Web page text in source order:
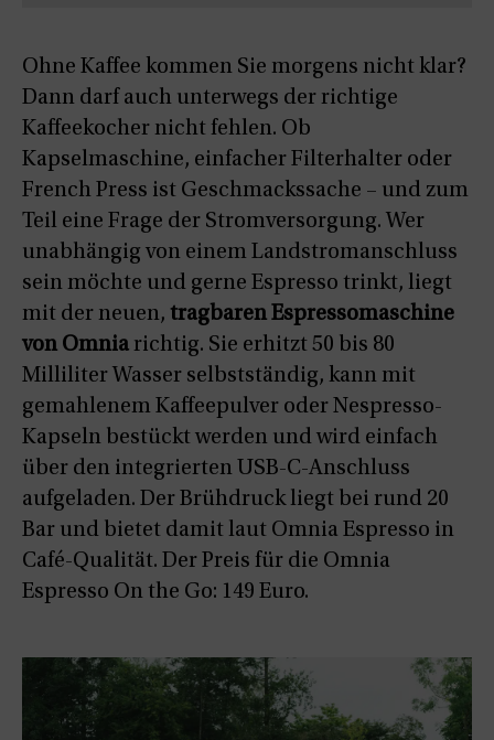
Ohne Kaffee kommen Sie morgens nicht klar?
Dann darf auch unterwegs der richtige
Kaffeekocher nicht fehlen. Ob
Kapselmaschine, einfacher Filterhalter oder
French Press ist Geschmackssache – und zum
Teil eine Frage der Stromversorgung. Wer
unabhängig von einem Landstromanschluss
sein möchte und gerne Espresso trinkt, liegt
mit der neuen, tragbaren Espressomaschine
von Omnia richtig. Sie erhitzt 50 bis 80
Milliliter Wasser selbstständig, kann mit
gemahlenem Kaffeepulver oder Nespresso-
Kapseln bestückt werden und wird einfach
über den integrierten USB-C-Anschluss
aufgeladen. Der Brühdruck liegt bei rund 20
Bar und bietet damit laut Omnia Espresso in
Café-Qualität. Der Preis für die Omnia
Espresso On the Go: 149 Euro.